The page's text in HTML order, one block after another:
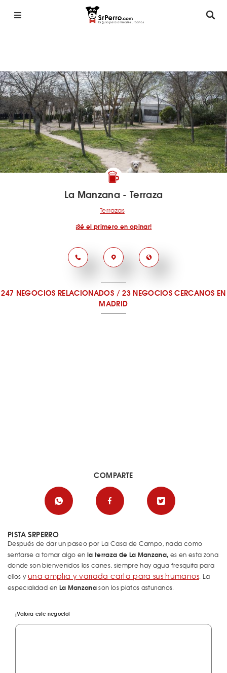
La Manzana - Terraza
Terrazas
¡Sé el primero en opinar!
247 NEGOCIOS RELACIONADOS /23 NEGOCIOS CERCANOS EN
MADRID
PISTA SRPERRO
Después de dar un paseo por La Casa de Campo, nada como
sentarse a tomar algo en la terraza de La Manzana, es en esta zona
donde son bienvenidos los canes, siempre hay agua fresquita para
ellos yuna amplia y variada carta para sus humanos. La
especialidad en La Manzanason los platos asturianos.
¡Valora este negocio!
COMPARTE